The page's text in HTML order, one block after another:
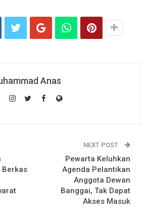
Anas
Berkas
NEXT POST
Pewarta Keluhkan
Agenda Pelantikan
Anggota Dewan
Banggai, Tak Dapat
Akses Masuk